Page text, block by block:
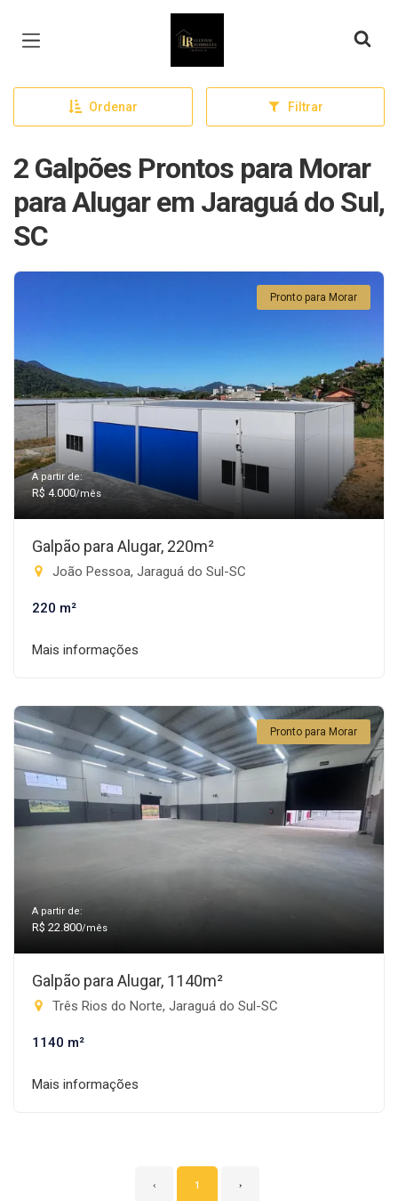
Página inicial
Ordenar Filtrar
2 Galpões Prontos para Morar
para Alugar em Jaraguá do Sul,
SC
Pronto para Morar
A partir de:
R$ 4.000/mês
Galpão para Alugar, 220m²
João Pessoa, Jaraguá do Sul-SC
220 m²
Mais informações
Pronto para Morar
A partir de:
R$ 22.800/mês
Galpão para Alugar, 1140m²
Três Rios do Norte, Jaraguá do Sul-SC
1140 m²
Mais informações
‹ 1 ›